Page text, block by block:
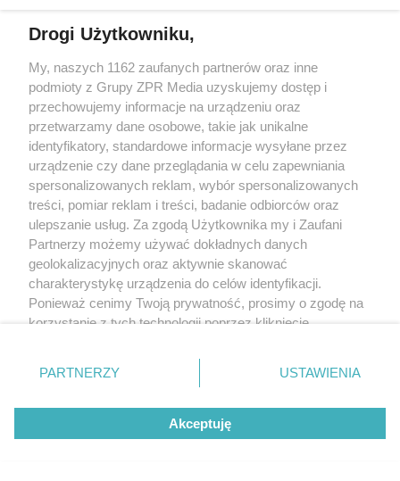
Drogi Użytkowniku,
My, naszych 1162 zaufanych partnerów oraz inne
podmioty z Grupy ZPR Media uzyskujemy dostęp i
przechowujemy informacje na urządzeniu oraz
przetwarzamy dane osobowe, takie jak unikalne
identyfikatory, standardowe informacje wysyłane przez
urządzenie czy dane przeglądania w celu zapewniania
spersonalizowanych reklam, wybór spersonalizowanych
treści, pomiar reklam i treści, badanie odbiorców oraz
ulepszanie usług. Za zgodą Użytkownika my i Zaufani
Partnerzy możemy używać dokładnych danych
geolokalizacyjnych oraz aktywnie skanować
charakterystykę urządzenia do celów identyfikacji.
Ponieważ cenimy Twoją prywatność, prosimy o zgodę na
korzystanie z tych technologii poprzez kliknięcie
zmienić/wycofać klikając przycisk ustawień prywatności
znajdujący się w lewym dolnym rogu strony
rodzaje przetwarzania danych nie wymagają zgody
użytkownika, ale masz prawo sprzeciwić się takiemu
przetwarzaniu. Preferencje będą miały zastosowanie tylko
PARTNERZY USTAWIENIA
Akceptuję